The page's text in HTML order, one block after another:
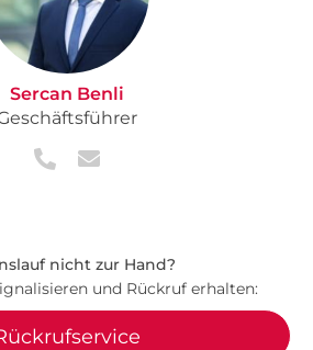
Sercan Benli
nicht zur Hand?
und Rückruf erhalten: